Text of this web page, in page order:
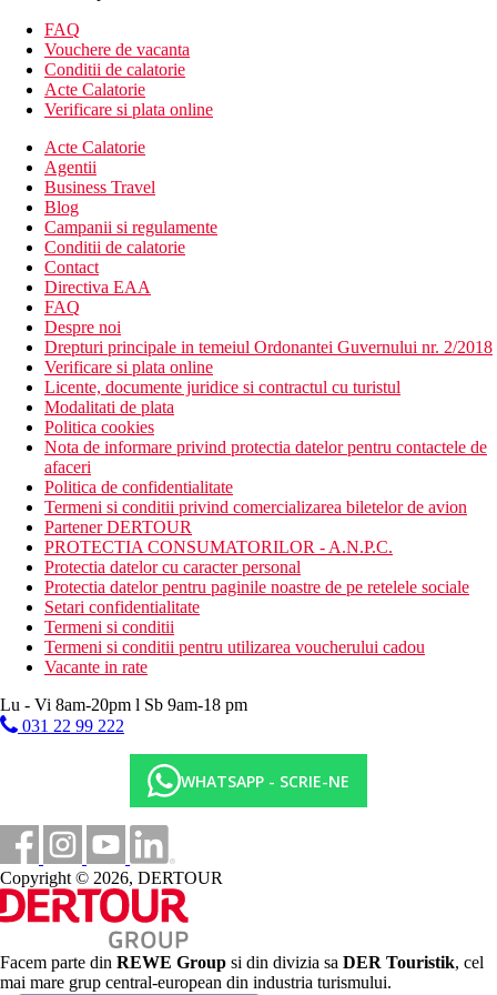
optiuni de cumparaturi: 500 m
Descrierea camerei
Studio, Superior
aer conditionat
TV/sat.
telefon
Wi-Fi (gratuit)
chicineta
baie/toaleta (uscator de par)
balcon sau terasa
Alte tipuri de camere
facilitatile de mai sus)
Camera de familie, superioara: dormitor separat si zona de
Suita, superioara: dormitor separat si spatiu de zi, in
cladirea istorica principala, filtru de cafea.
Descrierea hotelului
hol de intrare cu receptie
lifturi
5 restaurante
bar
Wi-Fi (gratuit)
piscina (sezlonguri si umbrele gratuite)
bar langa piscina
gradina tropicala
piscina pentru copii
patut la cerere gratuit
cateva camere sunt adaptate pentru persoanele cu
dizabilitati
Descrierea plajei
Intrarea pe plaja se realizaeaza prin debarcaderul de la Hotelul
Pestana Carlton
Activitati sportive gratuite
fitness
piscina interioara
sauna
jacuzzi
baie turceasca
masaje
proceduri cosmetice
Demipensiune
FAQ
Vouchere de vacanta
Conditii de calatorie
Acte Calatorie
Verificare si plata online
Acte Calatorie
Agentii
Business Travel
Blog
Campanii si regulamente
Conditii de calatorie
Contact
Directiva EAA
FAQ
Despre noi
Drepturi principale in temeiul Ordonantei Guvernului nr. 2/2018
Verificare si plata online
Licente, documente juridice si contractul cu turistul
Modalitati de plata
Politica cookies
Nota de informare privind protectia datelor pentru contactele de
afaceri
Politica de confidentialitate
Termeni si conditii privind comercializarea biletelor de avion
Partener DERTOUR
PROTECTIA CONSUMATORILOR - A.N.P.C.
Protectia datelor cu caracter personal
Protectia datelor pentru paginile noastre de pe retelele sociale
Setari confidentialitate
Termeni si conditii
Termeni si conditii pentru utilizarea voucherului cadou
Vacante in rate
Lu - Vi 8am-20pm l Sb 9am-18 pm
031 22 99 222
WHATSAPP - SCRIE-NE
Copyright © 2026, DERTOUR
Facem parte din REWE Group si din divizia sa DER Touristik, cel
mai mare grup central-european din industria turismului.